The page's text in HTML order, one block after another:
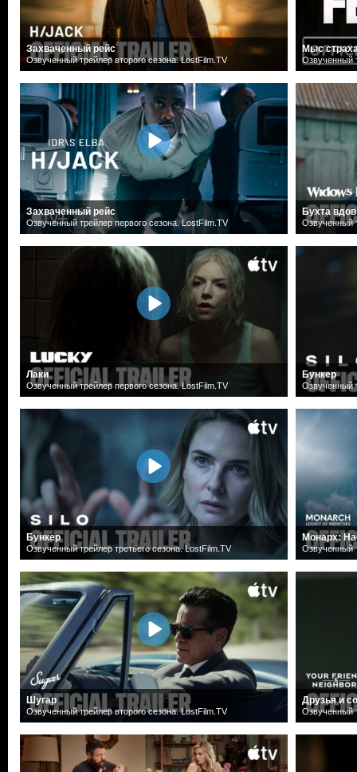
Захваченный рейс
Озвученный трейлер второго сезона. LostFilm.TV
Захваченный рейс
Озвученный трейлер первого сезона. LostFilm.TV
Лаки
Озвученный трейлер первого сезона. LostFilm.TV
Бункер
Озвученный трейлер третьего сезона. LostFilm.TV
Шугар
Озвученный трейлер второго сезона. LostFilm.TV
Мыс
Озвученный
Бухта вдов
Озвученный
Бункер
Озвученный
Монарх:
Озвученный
Друзья и
Озвученный